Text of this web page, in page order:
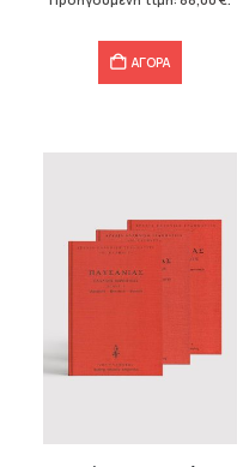
ΑΓΟΡΑ